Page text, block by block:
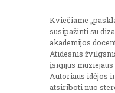
Kviečiame
susipažinti su
akademijos
Atidesnis
įsigijus
Autoriaus idėjos
atsiriboti nuo